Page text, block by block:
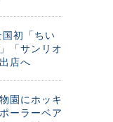
初「ちい
「サンリオ
店へ
園にホッキ
ーラーベア